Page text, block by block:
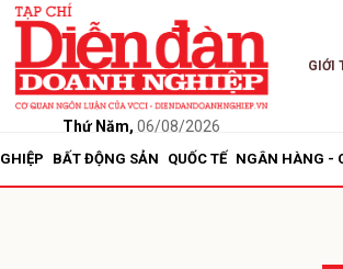
Thứ Năm, 06/08/2026
GIỚI
BẤT ĐỘNG SẢN QUỐC TẾ NGÂN HÀNG -